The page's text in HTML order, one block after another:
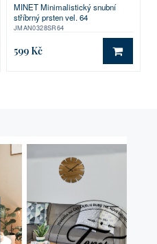
MINET Minimalistický snubní
stříbrný prsten vel. 64
JMAN0328SR64
599 Kč DO